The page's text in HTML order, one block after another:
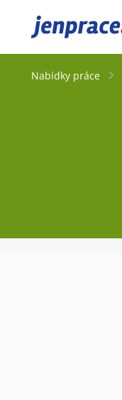
JenPráce.cz
Nabídky práce